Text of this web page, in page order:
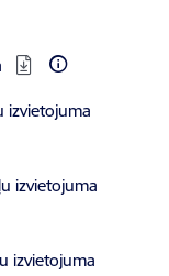
izvietojuma
izvietojuma
izvietojuma